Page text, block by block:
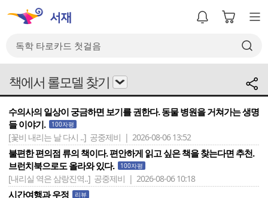
책에서 롤모델 찾기
수의사의 일상이 궁금하면 보기를 권한다. 동물 병원을 거쳐가는 생명
들 이야기.
100자평
[꽃비 내리는 날 다시 ..] 공중제비 | 2026-08-06 13:52
불편한 편의점 류의 책이다. 편안하게 읽고 싶은 책을 찾는다면 추천.
브런치북으로도 올라와 있다.
100자평
[내리실 역은 삼랑진역..] 공중제비 | 2026-08-06 10:18
시간여행과 우정 리뷰